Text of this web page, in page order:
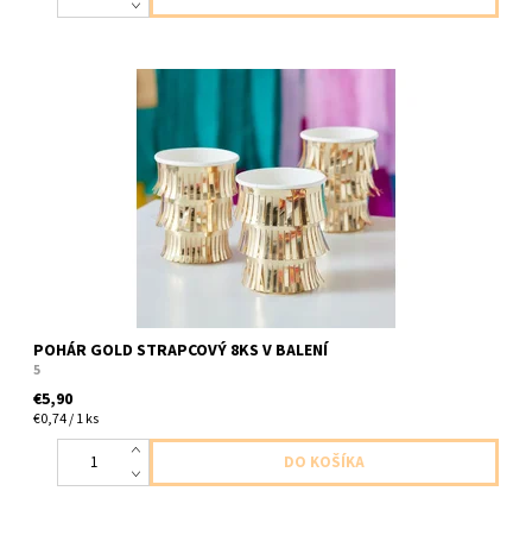
papierový pohar strapcovy zlaty 8ks v balení velkost 266ml
POHÁR GOLD STRAPCOVÝ 8KS V BALENÍ
5
€5,90
€0,74 / 1 ks